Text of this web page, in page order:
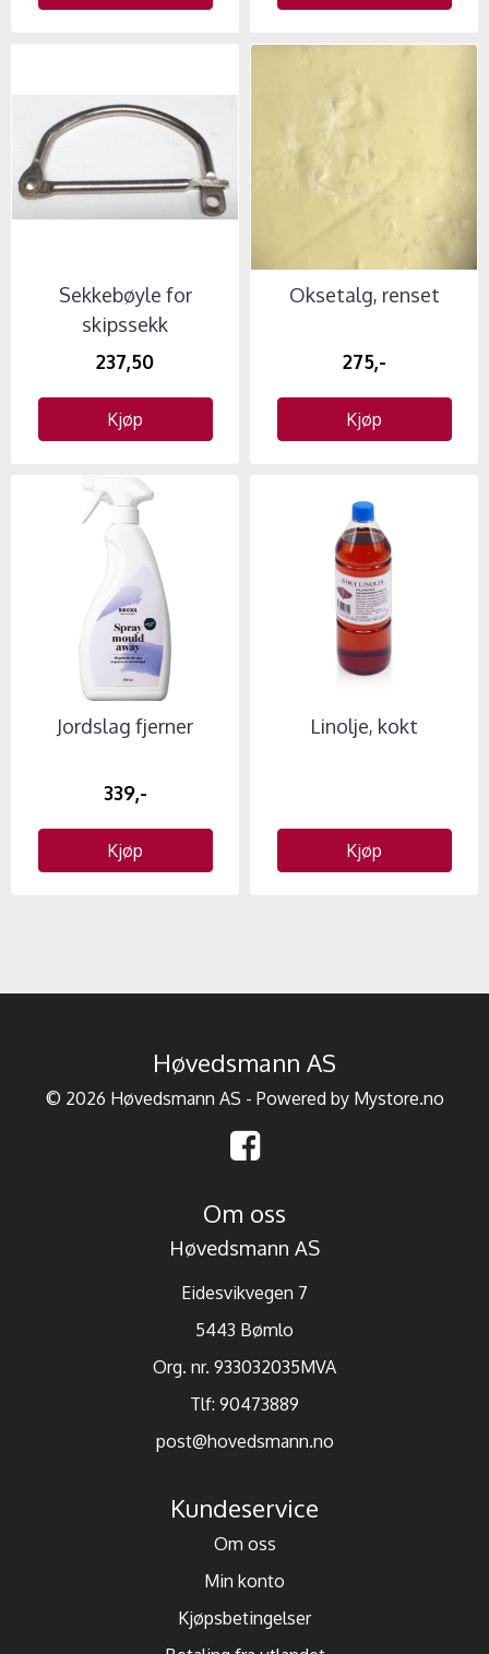
Sekkebøyle for
skipssekk
237,50
Kjøp
Oksetalg, renset
275,-
Kjøp
Jordslag fjerner
339,-
Kjøp
Linolje, kokt
Kjøp
Høvedsmann AS
© 2026 Høvedsmann AS - Powered by Mystore.no
Om oss
Høvedsmann AS
Eidesvikvegen 7
5443 Bømlo
Org. nr. 933032035MVA
Tlf: 90473889
post@hovedsmann.no
Kundeservice
Om oss
Min konto
Kjøpsbetingelser